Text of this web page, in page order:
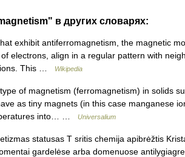
в других словарях:
exhibit antiferromagnetism, the magnetic
electrons, align in a regular pattern with
This …
Wikipedia
of magnetism (ferromagnetism) in solids
as tiny magnets (in this case manganese
into… …
Universalium
statusas T sritis chemija apibrėžtis
gardelėse arba domenuose